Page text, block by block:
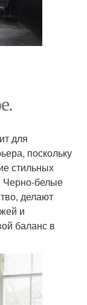
для
поскольку
стильных
Черно-белые
делают
и
баланс в